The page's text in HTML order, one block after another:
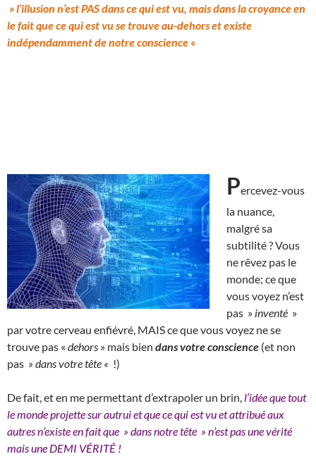
» l’illusion n’est PAS dans ce qui est vu, mais dans la croyance en
le fait que ce qui est vu se trouve au-dehors et existe
indépendamment de notre conscience «
Percevez-vous
la nuance,
malgré sa
subtilité ? Vous
ne rêvez pas le
monde; ce que
vous voyez n’est
pas » inventé »
par votre cerveau enfiévré, MAIS ce que vous voyez ne se
trouve pas « dehors » mais bien dans votre conscience (et non
pas » dans votre tête « !)
De fait, et en me permettant d’extrapoler un brin, l’idée que tout
le monde projette sur autrui et que ce qui est vu et attribué aux
autres n’existe en fait que » dans notre tête » n’est pas une vérité
mais une DEMI VÉRITÉ !